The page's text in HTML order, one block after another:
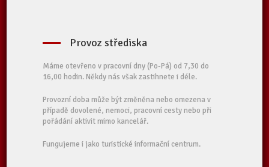
Provoz střediska
Máme otevřeno v pracovní dny (Po-Pá) od 7,30 do
16,00 hodin. Někdy nás však zastihnete i déle.
Provozní doba může být změněna nebo omezena v
případě dovolené, nemoci, pracovní cesty nebo při
pořádání aktivit mimo kancelář.
Fungujeme i jako turistické informační centrum.